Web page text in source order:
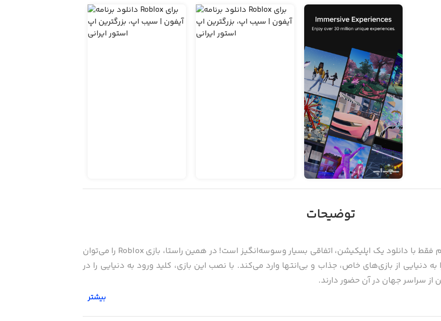
توضیحات
ورود به دنیایی از بازی‌های مختلف آن هم فقط با دانلود یک اپلیکیشن، اتفاقی بسیار وسوسه‌انگیز است! در همین راستا، بازی Roblox را می‌توان
دنیایی از بازی‌های خاص، جذاب و بی‌انتها وارد می‌کند. با نصب این بازی، کلید ورود به دنیایی را در
سراسر جهان در آن حضور دارند.
بیشتر